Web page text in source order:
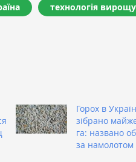
технологія
Горох в
зібрано
га: названо
за намолотом